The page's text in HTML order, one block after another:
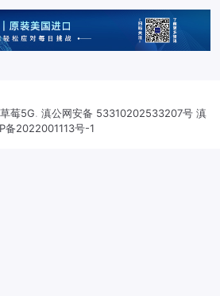
草莓5G. 滇公网安备 53310202533207号 滇
备2022001113号-1